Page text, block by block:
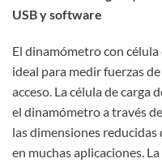
USB y software
El dinamómetro con
ideal para medir fuerzas
acceso. La célula de carga
el dinamómetro a través
las dimensiones reducidas
en muchas aplicaciones.